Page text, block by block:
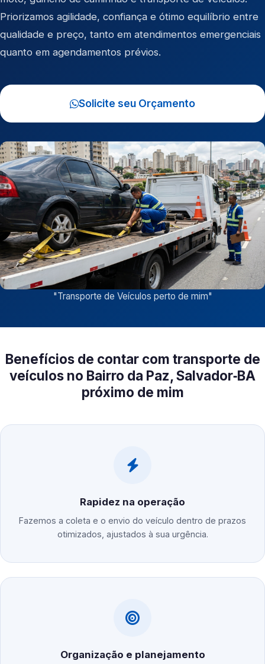
Priorizamos agilidade, confiança e ótimo equilíbrio entre
qualidade e preço, tanto em atendimentos emergenciais
quanto em agendamentos prévios.
Solicite seu Orçamento
"Transporte de Veículos perto de mim"
Benefícios de contar com transporte de
veículos no Bairro da Paz, Salvador‑BA
próximo de mim
Rapidez na operação
Fazemos a coleta e o envio do veículo dentro de prazos
otimizados, ajustados à sua urgência.
Organização e planejamento